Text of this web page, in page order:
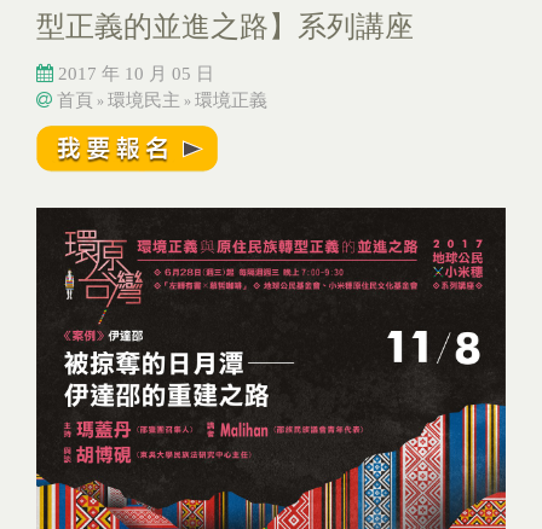
型正義的並進之路】系列講座
2017 年 10 月 05 日
您在這裡
首頁 » 環境民主 » 環境正義
您在這裡